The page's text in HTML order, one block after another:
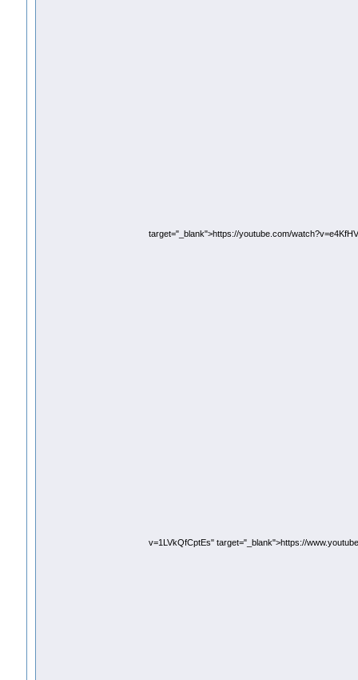
target="_blank">https://youtube.com/
v=1LVkQfCptEs" target="_blank">https://